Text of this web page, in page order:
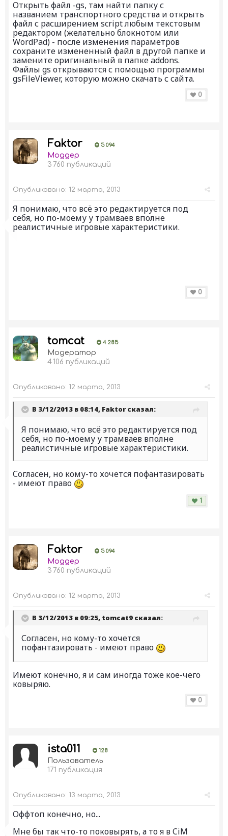
Открыть файл -gs, там найти папку с
названием транспортного средства и открыть
файл с расширением script любым текстовым
редактором (желательно блокнотом или
WordPad) - после изменения параметров
сохраните измененный файл в другой папке и
замените оригинальный в папке addons.
Файлы gs открываются с помощью программы
gsFileViewer, которую можно скачать с сайта.
0
Faktor 5 094
Моддер
3 760 публикаций
Опубликовано: 12 марта, 2013
Я понимаю, что всё это редактируется под
себя, но по-моему у трамваев вполне
реалистичные игровые характеристики.
0
tomcat 4 285
Модератор
4 106 публикаций
Опубликовано: 12 марта, 2013
В 3/12/2013 в 08:14, Faktor сказал:
Я понимаю, что всё это редактируется под
себя, но по-моему у трамваев вполне
реалистичные игровые характеристики.
Согласен, но кому-то хочется пофантазировать
- имеют право
1
Faktor 5 094
Моддер
3 760 публикаций
Опубликовано: 12 марта, 2013
В 3/12/2013 в 09:25, tomcat9 сказал:
Согласен, но кому-то хочется
пофантазировать - имеют право
Имеют конечно, я и сам иногда тоже кое-чего
ковыряю.
0
ista011 128
Пользователь
171 публикация
Опубликовано: 13 марта, 2013
Оффтоп конечно, но...
Мне бы так что-то поковырять, а то я в CiM